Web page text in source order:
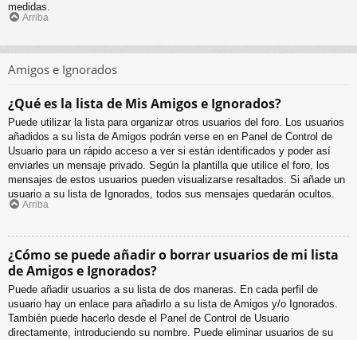
medidas.
Arriba
Amigos e Ignorados
¿Qué es la lista de Mis Amigos e Ignorados?
Puede utilizar la lista para organizar otros usuarios del foro. Los usuarios
añadidos a su lista de Amigos podrán verse en en Panel de Control de
Usuario para un rápido acceso a ver si están identificados y poder así
enviarles un mensaje privado. Según la plantilla que utilice el foro, los
mensajes de estos usuarios pueden visualizarse resaltados. Si añade un
usuario a su lista de Ignorados, todos sus mensajes quedarán ocultos.
Arriba
¿Cómo se puede añadir o borrar usuarios de mi lista
de Amigos e Ignorados?
Puede añadir usuarios a su lista de dos maneras. En cada perfil de
usuario hay un enlace para añadirlo a su lista de Amigos y/o Ignorados.
También puede hacerlo desde el Panel de Control de Usuario
directamente, introduciendo su nombre. Puede eliminar usuarios de su